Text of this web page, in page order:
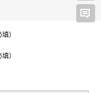
）
）